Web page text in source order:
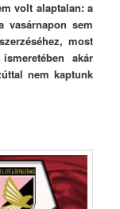
volt alaptalan: a
vasárnapon sem
most
akár
nem kaptunk